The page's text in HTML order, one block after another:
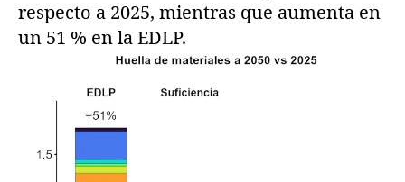
respecto a 2025, mientras que aumenta en
un 51 % en la EDLP.